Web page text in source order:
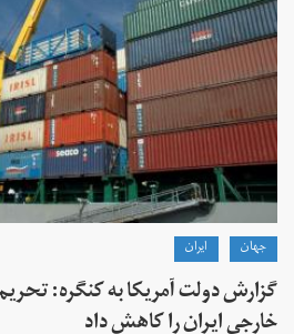
جهان ايران
خارجی ایران را کاهش داد